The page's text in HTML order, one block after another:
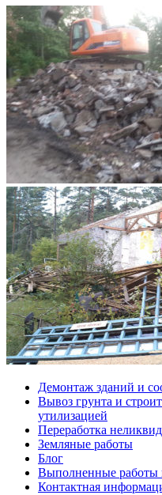
Демонтаж зданий и
Вывоз грунта и
утилизацией
Переработка
Земляные работы
Блог
Выполненные работы
Контактная